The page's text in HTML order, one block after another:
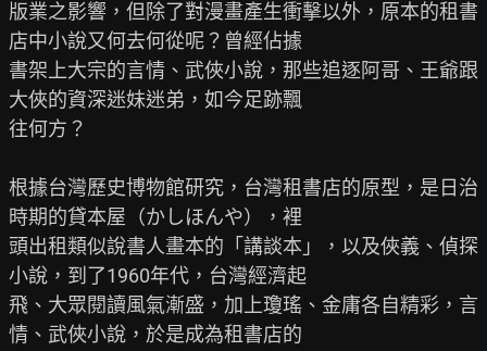
版業之影響，但除了對漫畫產生衝擊以外，原本的租書
店中小說又何去何從呢？曾經佔據
書架上大宗的言情、武俠小說，那些追逐阿哥、王爺跟
大俠的資深迷妹迷弟，如今足跡飄
往何方？
根據台灣歷史博物館研究，台灣租書店的原型，是日治
時期的貸本屋（かしほんや），裡
頭出租類似說書人畫本的「講談本」，以及俠義、偵探
小說，到了1960年代，台灣經濟起
飛、大眾閱讀風氣漸盛，加上瓊瑤、金庸各自精彩，言
情、武俠小說，於是成為租書店的